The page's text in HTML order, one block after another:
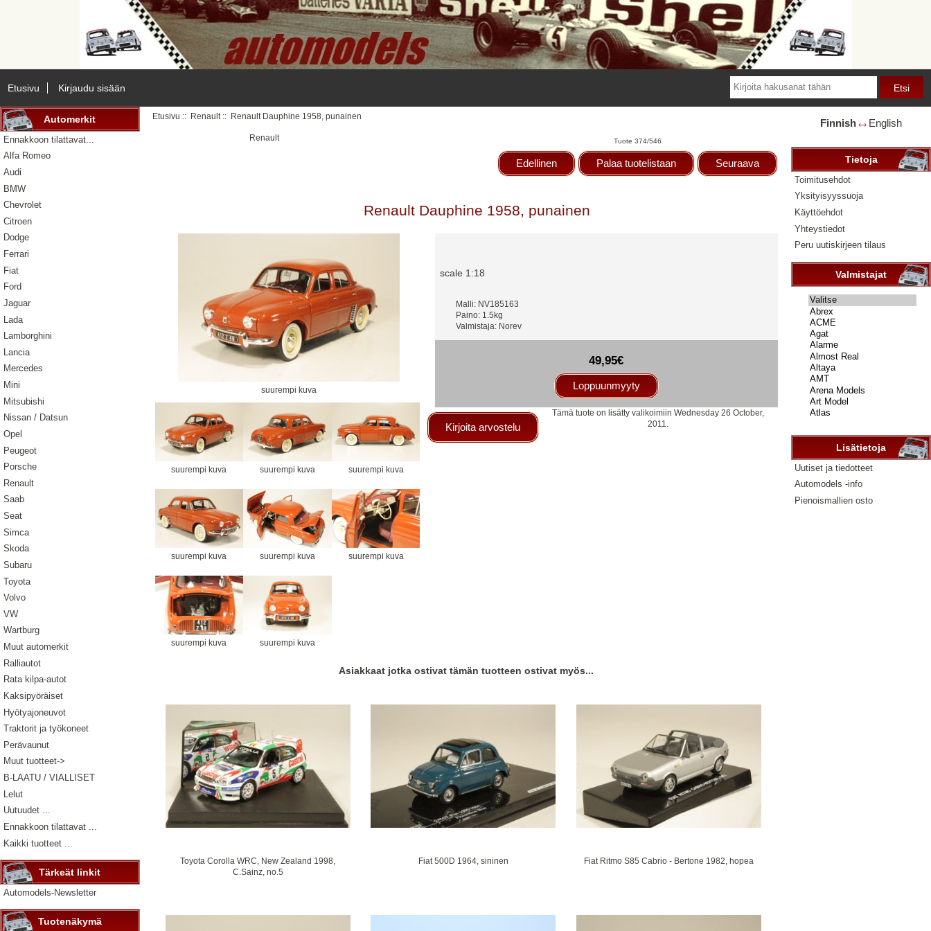
Etusivu Kirjaudu sisään
Automerkit
Ennakkoon tilattavat...
Alfa Romeo
Audi
BMW
Chevrolet
Citroen
Dodge
Ferrari
Fiat
Ford
Jaguar
Lada
Lamborghini
Lancia
Mercedes
Mini
Mitsubishi
Nissan / Datsun
Opel
Peugeot
Porsche
Renault
Saab
Seat
Simca
Skoda
Subaru
Toyota
Volvo
VW
Wartburg
Muut automerkit
Ralliautot
Rata kilpa-autot
Kaksipyöräiset
Hyötyajoneuvot
Traktorit ja työkoneet
Perävaunut
Muut tuotteet->
B-LAATU / VIALLISET
Lelut
Uutuudet ...
Ennakkoon tilattavat ...
Kaikki tuotteet ...
Tärkeät linkit
Automodels-Newsletter
Tuotenäkymä
Etusivu :: Renault :: Renault Dauphine 1958, punainen
Renault Tuote 374/546
Edellinen Palaa tuotelistaan Seuraava
Renault Dauphine 1958, punainen
suurempi kuva
suurempi kuva suurempi kuva suurempi kuva
suurempi kuva suurempi kuva suurempi kuva
suurempi kuva suurempi kuva
scale 1:18
Malli: NV185163
Paino: 1.5kg
Valmistaja: Norev
49,95€
Loppuunmyyty
Kirjoita arvostelu
Tämä tuote on lisätty valikoimiin Wednesday 26 October,
2011.
Asiakkaat jotka ostivat tämän tuotteen ostivat myös...
Toyota Corolla WRC, New Zealand 1998,
C.Sainz, no.5
Fiat 500D 1964, sininen Fiat Ritmo S85 Cabrio - Bertone 1982, hopea
Finnish 🡘 English
Tietoja
Toimitusehdot
Yksityisyyssuoja
Käyttöehdot
Yhteystiedot
Peru uutiskirjeen tilaus
Valmistajat
Valitse
...
Lisätietoja
Uutiset ja tiedotteet
Automodels -info
Pienoismallien osto